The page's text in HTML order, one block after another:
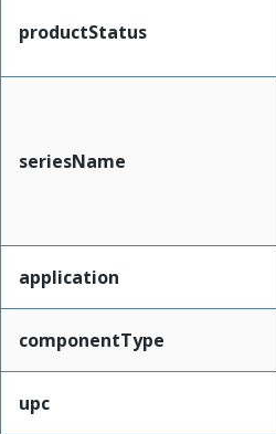
productStatus
seriesName
application
componentType
upc